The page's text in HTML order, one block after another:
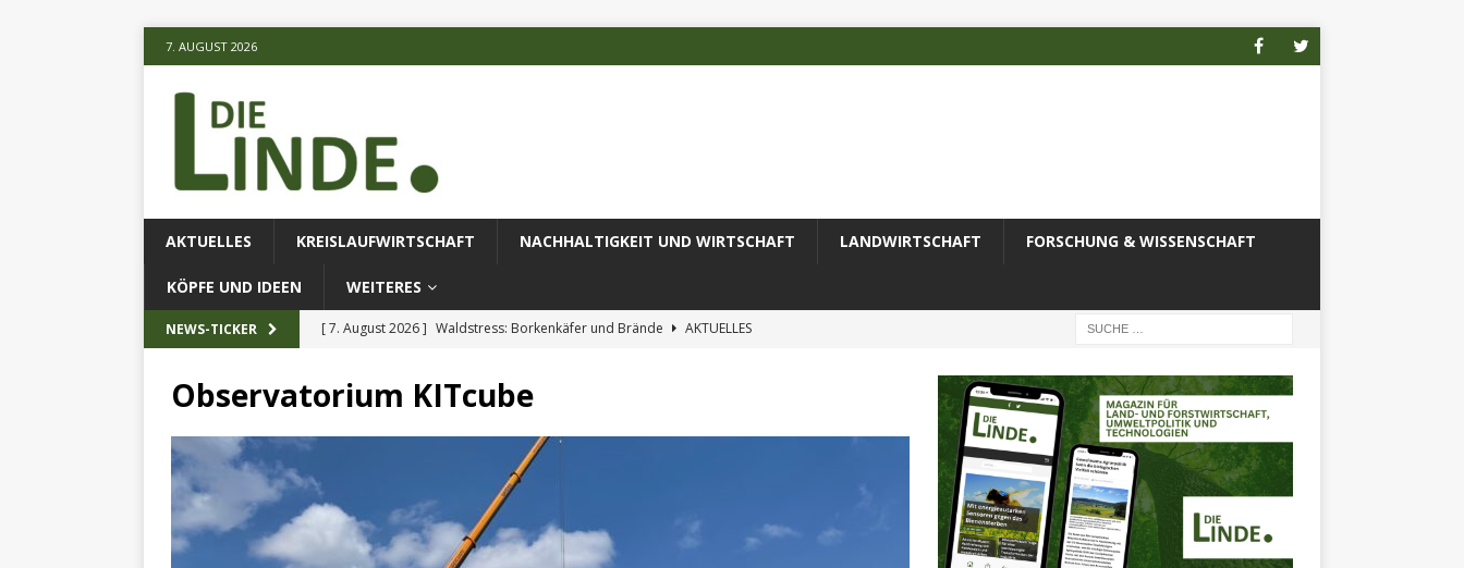
7. AUGUST 2026
AKTUELLES KREISLAUFWIRTSCHAFT NACHHALTIGKEIT UND WIRTSCHAFT LANDWIRTSCHAFT FORSCHUNG & WISSENSCHAFT
KÖPFE UND IDEEN WEITERES
NEWS-TICKER [ 7. August 2026 ] Waldstress: Borkenkäfer und Brände
AKTUELLES
[ 7. August 2026 ]
KI-Methode erfolgreich zur Untersuchung komplexer Umweltproben
eingesetz
AKTUELLES
Observatorium KITcube